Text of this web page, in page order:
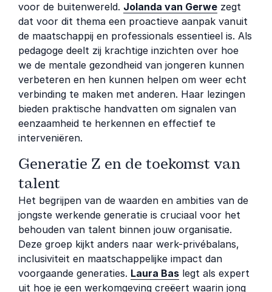
voor de buitenwereld. Jolanda van Gerwe zegt
dat voor dit thema een proactieve aanpak vanuit
de maatschappij en professionals essentieel is. Als
pedagoge deelt zij krachtige inzichten over hoe
we de mentale gezondheid van jongeren kunnen
verbeteren en hen kunnen helpen om weer echt
verbinding te maken met anderen. Haar lezingen
bieden praktische handvatten om signalen van
eenzaamheid te herkennen en effectief te
interveniëren.
Generatie Z en de toekomst van
talent
Het begrijpen van de waarden en ambities van de
jongste werkende generatie is cruciaal voor het
behouden van talent binnen jouw organisatie.
Deze groep kijkt anders naar werk-privébalans,
inclusiviteit en maatschappelijke impact dan
voorgaande generaties. Laura Bas legt als expert
uit hoe je een werkomgeving creëert waarin jong